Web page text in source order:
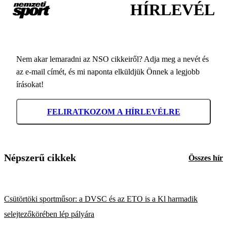
HÍRLEVÉL
Nem akar lemaradni az NSO cikkeiről? Adja meg a nevét és
az e-mail címét, és mi naponta elküldjük Önnek a legjobb
írásokat!
FELIRATKOZOM A HÍRLEVÉLRE
Népszerű cikkek Összes hír
Csütörtöki sportműsor: a DVSC és az ETO is a Kl harmadik
selejtezőkörében lép pályára